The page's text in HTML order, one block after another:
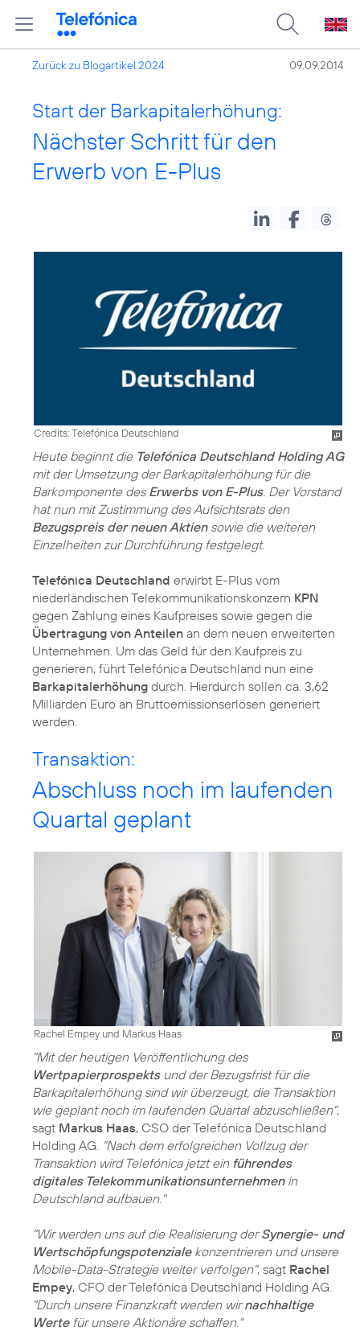
Zurück zu Blogartikel 2024 09.09.2014
Start der Barkapitalerhöhung:
Nächster Schritt für den
Erwerb von E-Plus
Credits: Telefónica Deutschland
Heute beginnt die Telefónica Deutschland Holding AG
mit der Umsetzung der Barkapitalerhöhung für die
Barkomponente des Erwerbs von E-Plus. Der Vorstand
hat nun mit Zustimmung des Aufsichtsrats den
Bezugspreis der neuen Aktiensowie die weiteren
Einzelheiten zur Durchführung festgelegt.
Telefónica Deutschland erwirbt E-Plus vom
niederländischen Telekommunikationskonzern KPN
gegen Zahlung eines Kaufpreises sowie gegen die
Übertragung von Anteilen an dem neuen erweiterten
Unternehmen. Um das Geld für den Kaufpreis zu
generieren, führt Telefónica Deutschland nun eine
Barkapitalerhöhung durch. Hierdurch sollen ca. 3,62
Milliarden Euro an Bruttoemissionserlösen generiert
werden.
Transaktion:
Abschluss noch im laufenden
Quartal geplant
Rachel Empey und Markus Haas
"Mit der heutigen Veröffentlichung des
Wertpapierprospektsund der Bezugsfrist für die
Barkapitalerhöhung sind wir überzeugt, die Transaktion
wie geplant noch im laufenden Quartal abzuschließen",
sagt Markus Haas, CSO der Telefónica Deutschland
Holding AG. "Nach dem erfolgreichen Vollzug der
Transaktion wird Telefónica jetzt ein führendes
digitales Telekommunikationsunternehmenin
Deutschland aufbauen."
"Wir werden uns auf die Realisierung derSynergie- und
Wertschöpfungspotenzialekonzentrieren und unsere
Mobile-Data-Strategie weiter verfolgen", sagt Rachel
Empey, CFO der Telefónica Deutschland Holding AG.
"Durch unsere Finanzkraft werden wirnachhaltige
Wertefür unsere Aktionäre schaffen."